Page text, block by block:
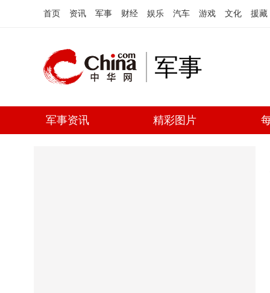
首页 资讯 军事 财经 娱乐 汽车 游戏 文化 援藏
军事
军事资讯 精彩图片